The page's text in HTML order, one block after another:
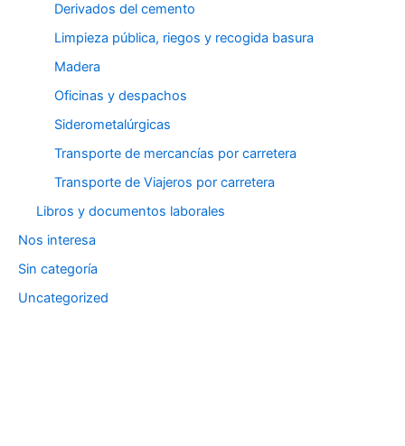
Derivados del cemento
Limpieza pública, riegos y recogida basura
Madera
Oficinas y despachos
Siderometalúrgicas
Transporte de mercancías por carretera
Transporte de Viajeros por carretera
Libros y documentos laborales
Nos interesa
Sin categoría
Uncategorized